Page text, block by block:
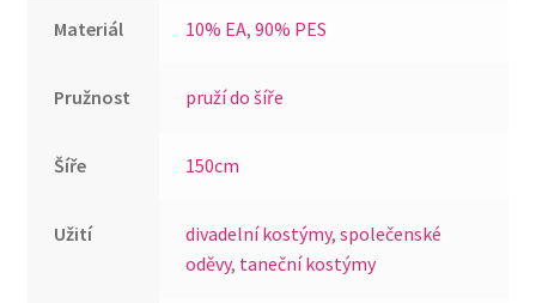
Materiál 10% EA,90% PES
Pružnost pruží do šíře
Šíře 150cm
Užití divadelní kostýmy,společenské
oděvy, taneční kostýmy